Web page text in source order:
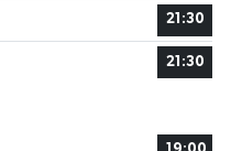
21:30
21:30